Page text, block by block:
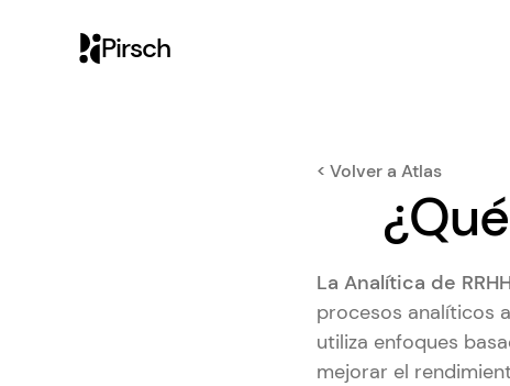
Pirsch
< Volver a Atlas
La Analítica de
procesos analíticos
utiliza enfoques
mejorar el